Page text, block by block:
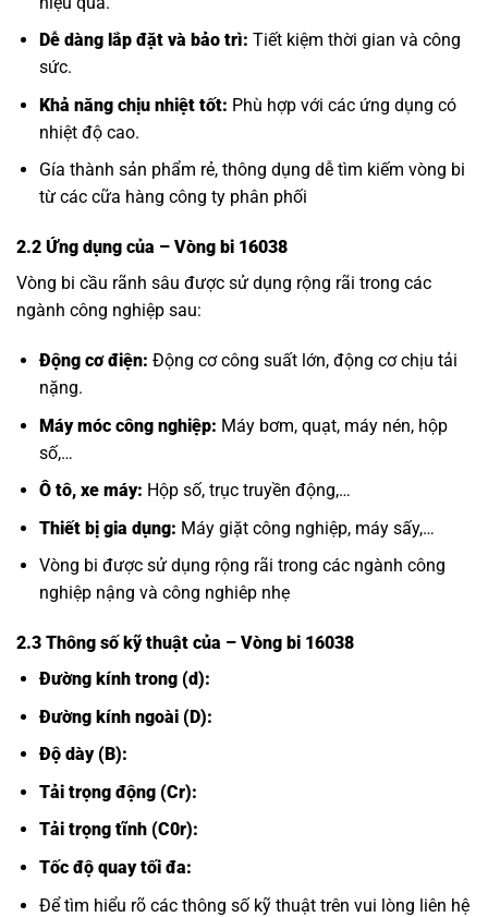
Dễ dàng lắp đặt và bảo trì: Tiết kiệm thời gian và công
sức.
Khả năng chịu nhiệt tốt: Phù hợp với các ứng dụng có
nhiệt độ cao.
Gía thành sản phẩm rẻ, thông dụng dễ tìm kiếm vòng bi
từ các cữa hàng công ty phân phối
2.2 Ứng dụng của – Vòng bi 16038
Vòng bi cầu rãnh sâu được sử dụng rộng rãi trong các
ngành công nghiệp sau:
Động cơ điện: Động cơ công suất lớn, động cơ chịu tải
nặng.
Máy móc công nghiệp: Máy bơm, quạt, máy nén, hộp
số,…
Ô tô, xe máy: Hộp số, trục truyền động,…
Thiết bị gia dụng: Máy giặt công nghiệp, máy sấy,…
Vòng bi được sử dụng rộng rãi trong các ngành công
nghiệp nậng và công nghiêp nhẹ
2.3 Thông số kỹ thuật của – Vòng bi 16038
Đường kính trong (d):
Đường kính ngoài (D):
Độ dày (B):
Tải trọng động (Cr):
Tải trọng tĩnh (C0r):
Tốc độ quay tối đa:
Để tìm hiểu rõ các thông số kỹ thuật trên vui lòng liên hệ